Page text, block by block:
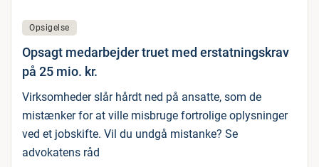
Opsigelse
Opsagt medarbejder truet med erstatningskrav
på 25 mio. kr.
Virksomheder slår hårdt ned på ansatte, som de
mistænker for at ville misbruge fortrolige oplysninger
ved et jobskifte. Vil du undgå mistanke? Se
advokatens råd